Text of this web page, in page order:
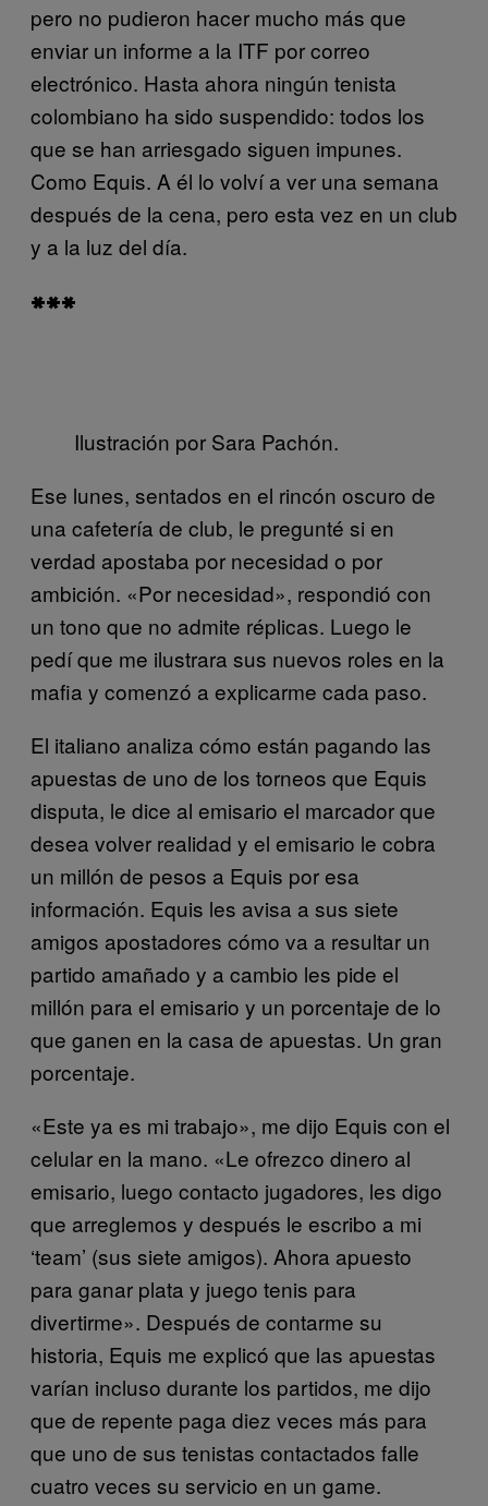
pero no pudieron hacer mucho más que
enviar un informe a la ITF por correo
electrónico. Hasta ahora ningún tenista
colombiano ha sido suspendido: todos los
que se han arriesgado siguen impunes.
Como Equis. A él lo volví a ver una semana
después de la cena, pero esta vez en un club
y a la luz del día.
***
Ilustración por Sara Pachón.
Ese lunes, sentados en el rincón oscuro de
una cafetería de club, le pregunté si en
verdad apostaba por necesidad o por
ambición. «Por necesidad», respondió con
un tono que no admite réplicas. Luego le
pedí que me ilustrara sus nuevos roles en la
mafia y comenzó a explicarme cada paso.
El italiano analiza cómo están pagando las
apuestas de uno de los torneos que Equis
disputa, le dice al emisario el marcador que
desea volver realidad y el emisario le cobra
un millón de pesos a Equis por esa
información. Equis les avisa a sus siete
amigos apostadores cómo va a resultar un
partido amañado y a cambio les pide el
millón para el emisario y un porcentaje de lo
que ganen en la casa de apuestas. Un gran
porcentaje.
«Este ya es mi trabajo», me dijo Equis con el
celular en la mano. «Le ofrezco dinero al
emisario, luego contacto jugadores, les digo
que arreglemos y después le escribo a mi
‘team’ (sus siete amigos). Ahora apuesto
para ganar plata y juego tenis para
divertirme». Después de contarme su
historia, Equis me explicó que las apuestas
varían incluso durante los partidos, me dijo
que de repente paga diez veces más para
que uno de sus tenistas contactados falle
cuatro veces su servicio en un game.